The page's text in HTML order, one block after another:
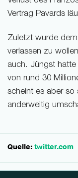
Vertrag Pavards
Zuletzt wurde
verlassen zu
auch. Jüngst
von rund 30
scheint es aber so
anderweitig
Quelle: twitter.com